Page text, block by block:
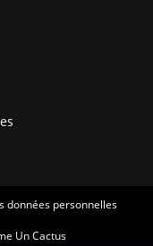
données personnelles
Un Cactus